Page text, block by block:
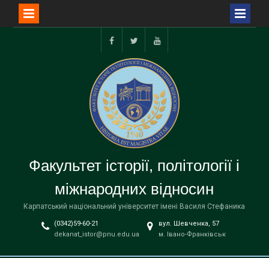
facebooktwitter youtube
Факультет історії, політології і
міжнародних відносин
Карпатський національний університет імені Василя Стефаника
(0342)59-60-21
dekanat_istor@pnu.edu.ua
вул. Шевченка, 57
м. Івано-Франківськ